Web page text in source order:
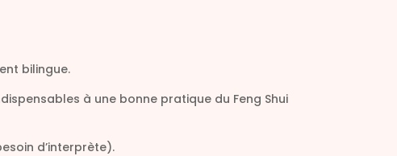
bilingue.
à une bonne pratique du Feng Shui
d’interprète).